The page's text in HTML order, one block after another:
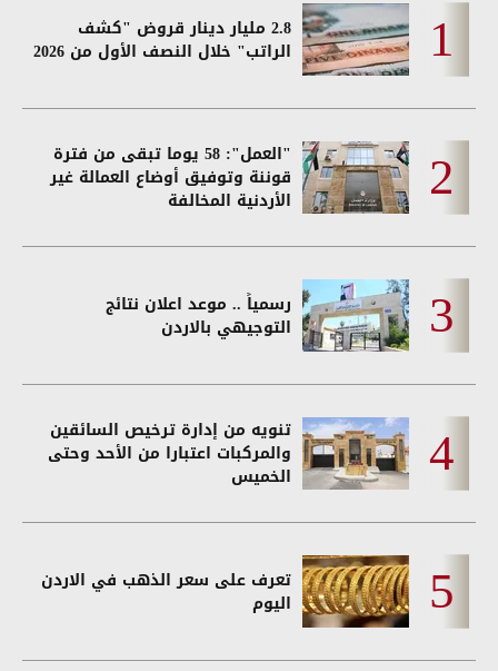
2.8 مليار دينار قروض "كشف
الراتب" خلال النصف الأول من 2026
"العمل": 58 يوما تبقى من فترة
قوننة وتوفيق أوضاع العمالة غير
الأردنية المخالفة
رسمياً .. موعد اعلان نتائج
التوجيهي بالاردن
تنويه من إدارة ترخيص السائقين
والمركبات اعتبارا من الأحد وحتى
الخميس
تعرف على سعر الذهب في الاردن
اليوم